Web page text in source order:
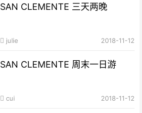
SAN CLEMENTE 三天两晚
julie 2018-11-12
SAN CLEMENTE 周末一日游
cui 2018-11-12